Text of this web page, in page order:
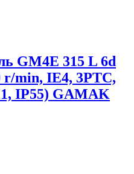
GM4E 315 L 6d
r/min, IE4, 3PTC,
IP55) GAMAK